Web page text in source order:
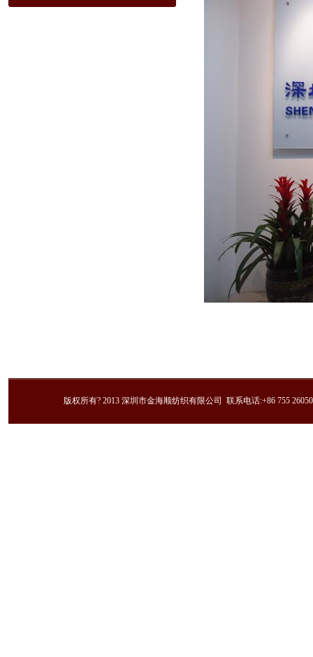
版权所有? 2013 深圳市金海顺纺织有限公司 联系电话:+86 755